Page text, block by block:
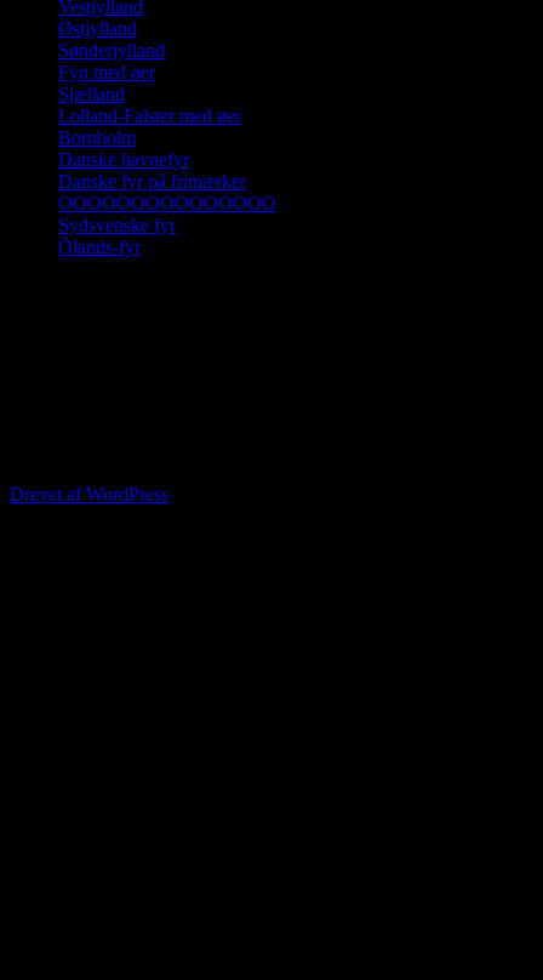
Vestjylland
Østjylland
Sønderjylland
Fyn med øer
Sjælland
Lolland-Falster med øer
Bornholm
Danske havnefyr
Danske fyr på frimærker
OOOOOOOOOOOOOOO
Sydsvenske fyr
Ölands-fyr
Drevet af WordPress